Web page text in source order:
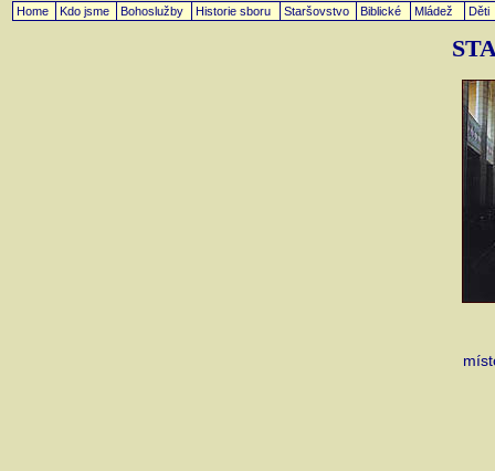
Home Kdo jsme Bohoslužby Historie sboru Staršovstvo Biblické Mládež Děti